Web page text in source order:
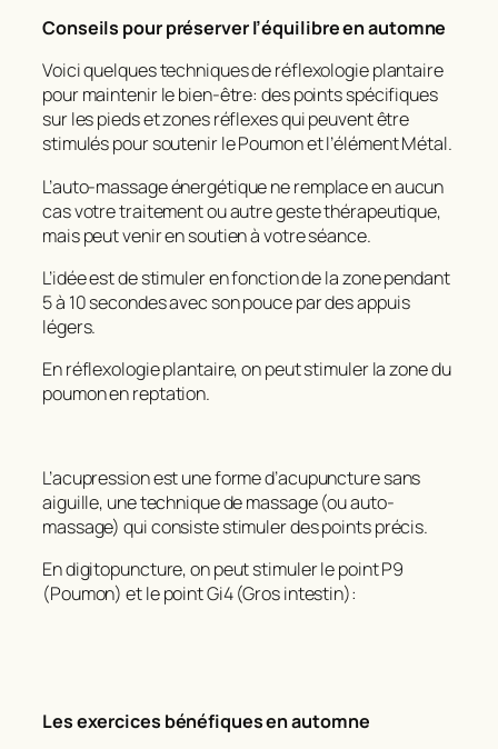
Conseils pour préserver l’équilibre en automne
Voici quelques techniques de réflexologie plantaire
pour maintenir le bien-être: des points spécifiques
sur les pieds et zones réflexes qui peuvent être
stimulés pour soutenir le Poumon et l’élément Métal.
L’auto-massage énergétique ne remplace en aucun
cas votre traitement ou autre geste thérapeutique,
mais peut venir en soutien à votre séance.
L’idée est de stimuler en fonction de la zone pendant
5 à 10 secondes avec son pouce par des appuis
légers.
En réflexologie plantaire, on peut stimuler la zone du
poumon en reptation.
L’acupression est une forme d’acupuncture sans
aiguille, une technique de massage (ou auto-
massage) qui consiste stimuler des points précis.
En digitopuncture, on peut stimuler le point P9
(Poumon) et le point Gi4 (Gros intestin):
Les exercices bénéfiques en automne